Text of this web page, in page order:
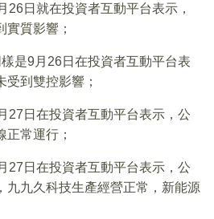
26日就在投資者互動平台表示，
實質影響；
是9月26日在投資者互動平台表
到雙控影響；
27日在投資者互動平台表示，公
常運行；
27日在投資者互動平台表示，公
九九久科技生產經營正常，新能源